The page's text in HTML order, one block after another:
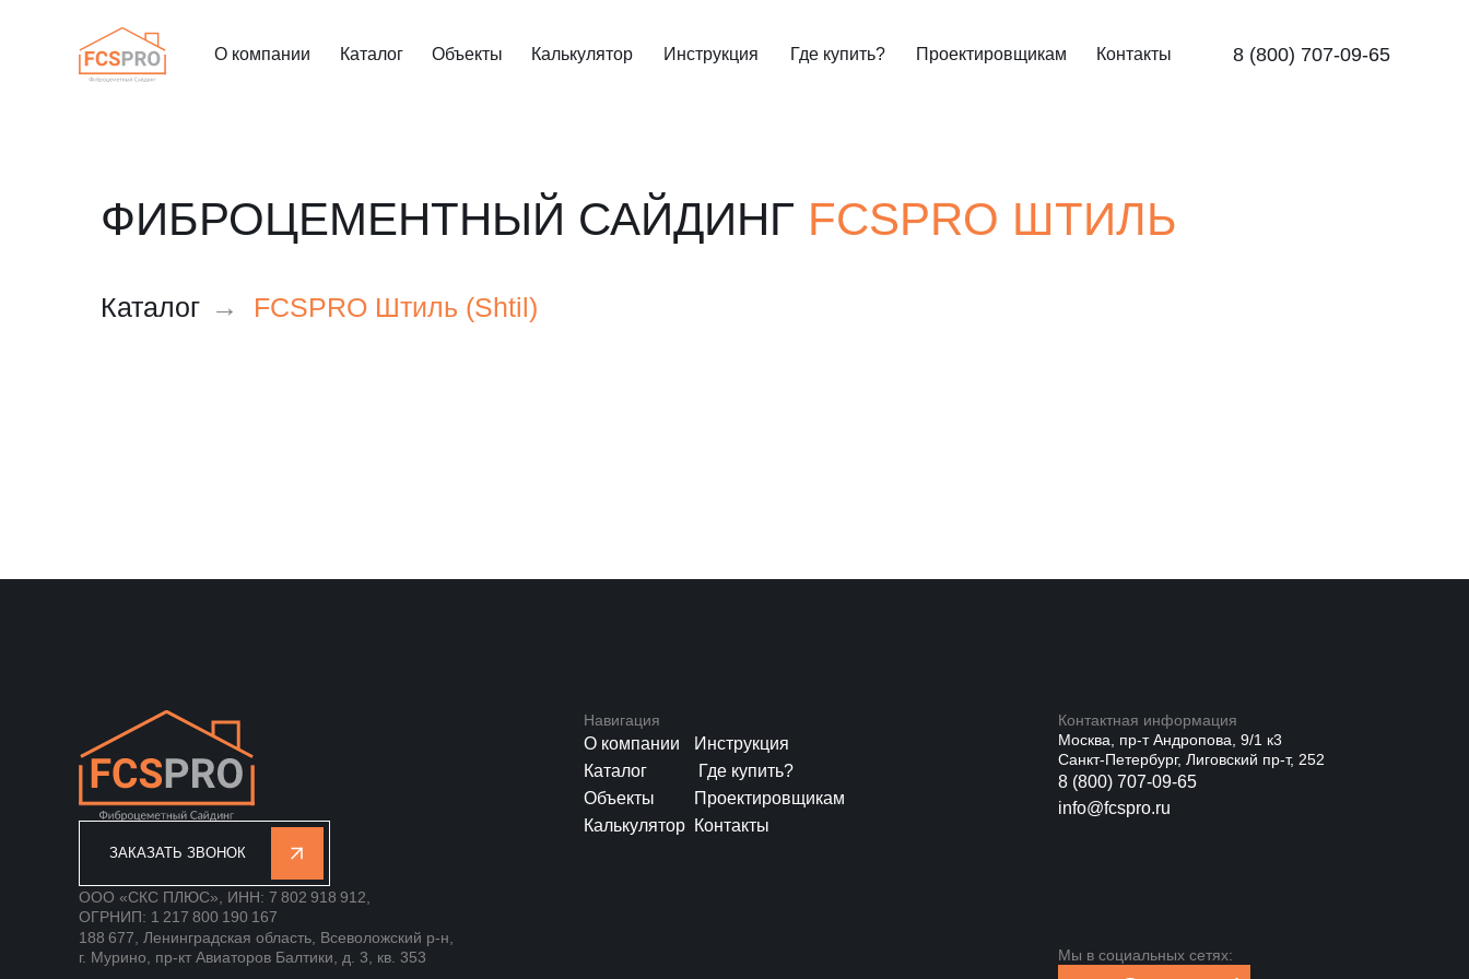
О компании Каталог Объекты Проектировщикам
Где купить?
Калькулятор Инструкция Контакты 8 (800) 707-09-65
ФИБРОЦЕМЕНТНЫЙ САЙДИНГ FCSPRO ШТИЛЬ
Каталог → FCSPRO Штиль (Shtil)
Навигация
О компании
Каталог
Объекты
Калькулятор
Инструкция
Где купить?
Проектировщикам
Контакты
Контактная информация
Москва, пр-т Андропова, 9/1 к3
Санкт-Петербург, Лиговский пр-т, 252
8 (800) 707-09-65
info@fcspro.ru
Мы в социальных сетях:
ЗАКАЗАТЬ ЗВОНОК
ООО «СКС ПЛЮС», ИНН: 7 802 918 912,
ОГРНИП: 1 217 800 190 167
188 677, Ленинградская область, Всеволожский р-н,
г. Мурино, пр-кт Авиаторов Балтики, д. 3, кв. 353